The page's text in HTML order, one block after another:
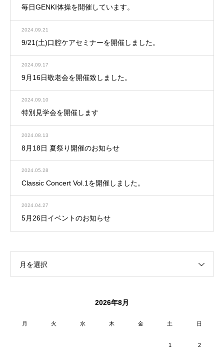
毎日GENKI体操を開催しています。
2024.09.21
9/21(土)口腔ケアセミナーを開催しました。
2024.09.17
9月16日敬老会を開催致しました。
2024.09.10
特別見学会を開催します
2024.08.13
8月18日 夏祭り開催のお知らせ
2024.05.28
Classic Concert Vol.1を開催しました。
2024.04.27
5月26日イベントのお知らせ
月を選択
2026年8月
月 火 水 木 金 土 日
1 2